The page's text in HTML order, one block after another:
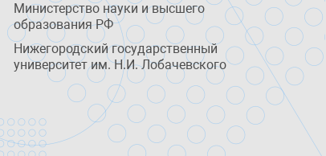
Министерство науки и высшего
образования РФ
Нижегородский государственный
университет им. Н.И. Лобачевского